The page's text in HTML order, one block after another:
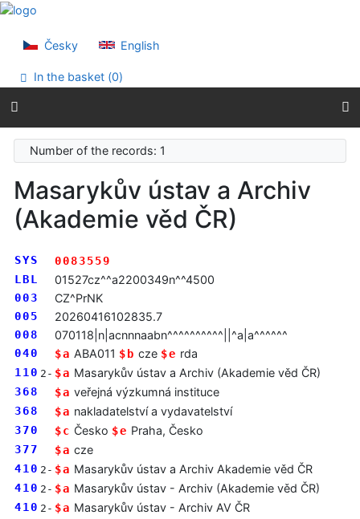
Go to content
Accessibility declaration
Česky English
In the basket (0)
Number of the records: 1
Masarykův ústav a Archiv
(Akademie věd ČR)
SYS
0083559
LBL
01527cz^^a2200349n^^4500
003 CZ^PrNK
005 20260416102835.7
008 070118|n|acnnnaabn^^^^^^^^^^||^a|a^^^^^^
040 $a ABA011 $b cze $e rda
110 2- $a Masarykův ústav a Archiv (Akademie věd ČR)
368 $a veřejná výzkumná instituce
368 $a nakladatelství a vydavatelství
370 $c Česko $e Praha, Česko
377 $a cze
410 2- $a Masarykův ústav a Archiv Akademie věd ČR
410 2- $a Masarykův ústav - Archiv (Akademie věd ČR)
410 2- $a Masarykův ústav - Archiv AV ČR